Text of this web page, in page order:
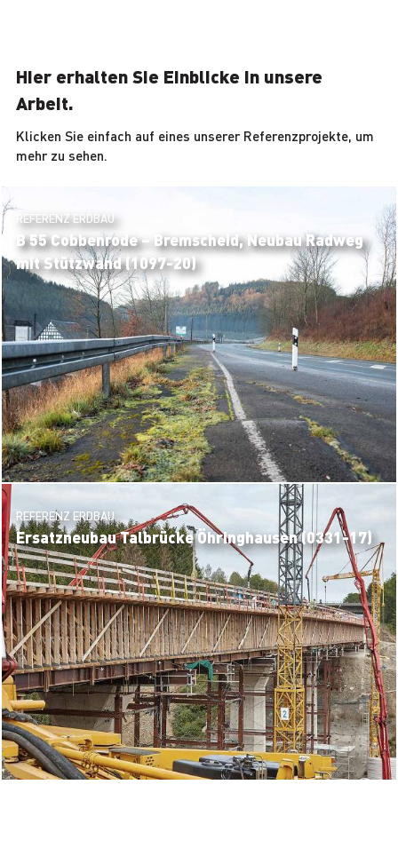
Hier erhalten Sie Einblicke in unsere
Arbeit.
Klicken Sie einfach auf eines unserer Referenzprojekte, um
mehr zu sehen.
REFERENZ ERDBAU
B 55 Cobbenrode – Bremscheid, Neubau Radweg
mit Stützwand (1097-20)
REFERENZ ERDBAU
Ersatzneubau Talbrücke Öhringhausen (0331-17)